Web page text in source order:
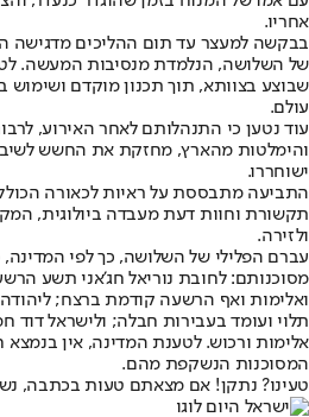
אחריו.
בבקשה למעצר עד תום ההליכים מדגישה
של השלושה, הנלמדת מנסיבות המעשה.
שבוצע בצוותא, תוך תכנון מוקדם
עולם.
עוד נטען כי התנהלותם לאחר האירוע,
והימלטות מהארץ, מחזקת את החשש
ישוחררו.
התביעה מתבססת על ראיות לכאורה
תקשורת וחוות דעת מעבדה ביולוגית,
ולזירה.
עברם הפלילי של השלושה, כך לפי
מסוכנותם: לחובת נוריאל חג'אני תשע
תלוי ועומד בעבירות חבלה; ולישראל
אלימות ורכוש. לטענת המדינה, אין
המסוכנות הנשקפת מהם.
טעינו? נתקן! אם מצאתם טעות בכתבה,